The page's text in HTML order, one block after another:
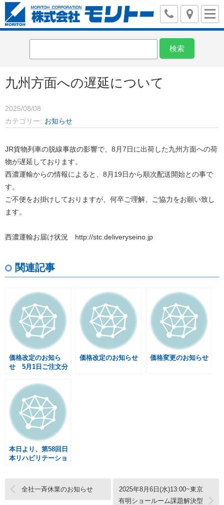
九州方面への遅延について
2025/08/08
カテゴリー
お知らせ
JR貨物列車の脱線事故の影響で、8月7日に出荷した九州方面への荷
物が遅延しております。
西濃運輸からの情報によると、8月19日から順次配送開始との事で
す。
ご不便をお掛けしておりますが、何卒ご理解、ご協力をお願い致し
ます。
西濃運輸お届け状況 http://stc.deliveryseino.jp
関連記事
価格改定のお知ら
せ 5月1日ご注文分
価格改定のお知らせ 価格変更のお知らせ
本日より、第58回日
本リハビリテーショ
全社一斉休業のお知らせ
2025年8月6日(水)13:00~東京
有明ショールーム課題解決型